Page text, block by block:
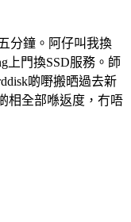
分鐘。阿仔叫我換
上門換SSD服務。師
啲嘢搬晒過去新
相全部喺返度，冇唔